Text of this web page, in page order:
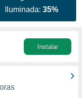
Iluminada:35%
Instalar